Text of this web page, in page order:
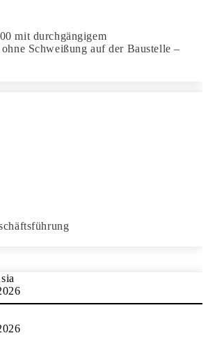
mit durchgängigem
Schweißung auf der Baustelle –